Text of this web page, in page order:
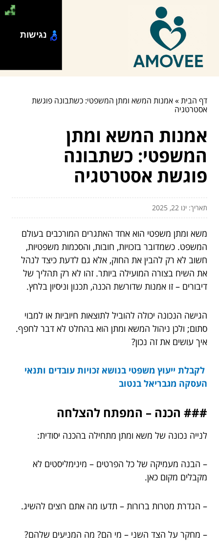
דף הבית»אמנות המשא ומתן המשפטי: כשתבונה פוגשת
אסטרטגיה
אמנות המשא ומתן
המשפטי: כשתבונה
פוגשת אסטרטגיה
תאריך: ינו 22, 2025
משא ומתן משפטי הוא אחד האתגרים המורכבים בעולם
המשפט. כשמדובר בזכויות, חובות, והסכמות משפטיות,
חשוב לא רק להבין את החוק, אלא גם לדעת כיצד לנהל
את השיח בצורה המועילה ביותר. זהו לא רק תהליך של
דיבורים – זו אמנות שדורשת הכנה, תכנון וניסיון בלחץ.
הגישה הנכונה יכולה להוביל לתוצאות חיוביות או למבוי
סתום; ולכן ניהול המשא ומתן הוא בהחלט לא דבר לחפף.
איך עושים את זה נכון?
לקבלת ייעוץ משפטי בנושא זכויות עובדים ותנאי
העסקה מגבריאל בנטוב
### הכנה – המפתח להצלחה
לנייה נכונה של משא ומתן מתחילה בהכנה יסודית:
– הבנה מעמיקה של כל הפרטים – מינימליסטים לא
מקבלים מקום כאן.
– הגדרת מטרות ברורות – תדעו מה אתם רוצים להשיג.
– מחקר על הצד השני – מי הם? מה המניעים שלהם?
נגישות